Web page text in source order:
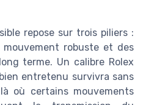
repose sur trois piliers :
robuste et des
terme. Un calibre Rolex
entretenu survivra sans
où certains mouvements